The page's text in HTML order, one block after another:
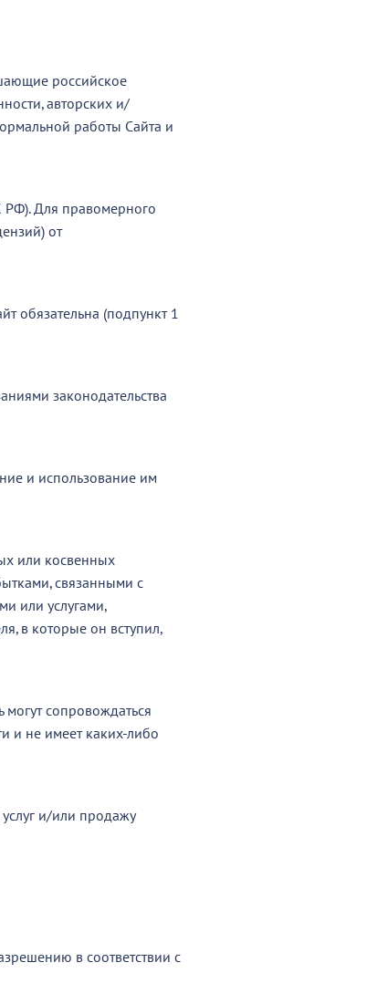
российское
авторских и/
работы Сайта и
РФ). Для правомерного
от
обязательна (подпункт 1
законодательства
и использование им
или косвенных
связанными с
или услугами,
в которые он вступил,
сопровождаться
и не имеет каких-либо
и/или продажу
в соответствии с